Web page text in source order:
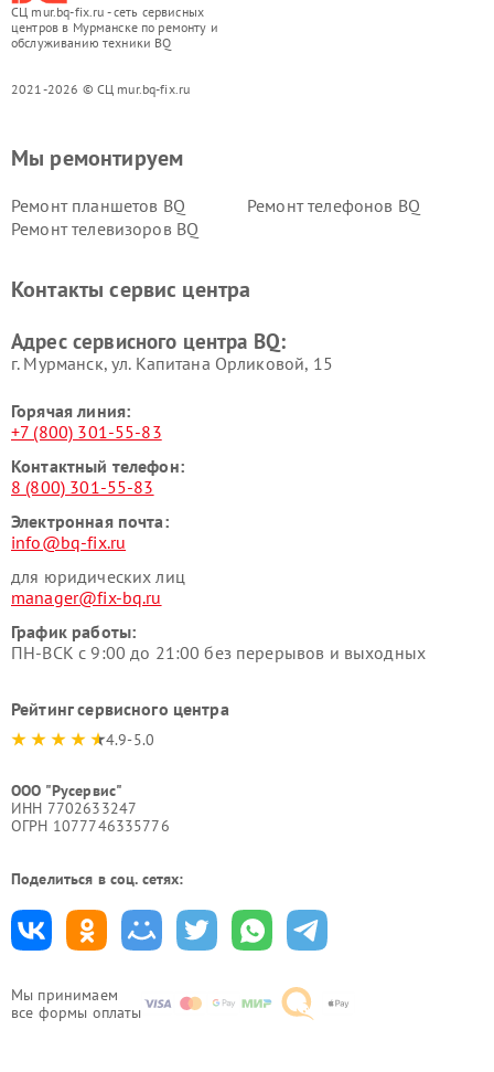
СЦ mur.bq-fix.ru - сеть сервисных
центров в Мурманске по ремонту и
обслуживанию техники BQ
2021-2026 © СЦ mur.bq-fix.ru
Мы принимаем
все формы оплаты
Мы ремонтируем
Ремонт планшетов BQ
Ремонт телефонов BQ
Ремонт телевизоров BQ
Контакты сервис центра
Адрес сервисного центра BQ:
г. Мурманск, ул. Капитана Орликовой, 15
Горячая линия:
+7 (800) 301-55-83
Контактный телефон:
8 (800) 301-55-83
Электронная почта:
info@bq-fix.ru
для юридических лиц
manager@fix-bq.ru
График работы:
ПН-ВСК с 9:00 до 21:00 без перерывов и выходных
Рейтинг сервисного центра
4.9-5.0
ООО "Русервис"
ИНН 7702633247
ОГРН 1077746335776
Поделиться в соц. сетях: